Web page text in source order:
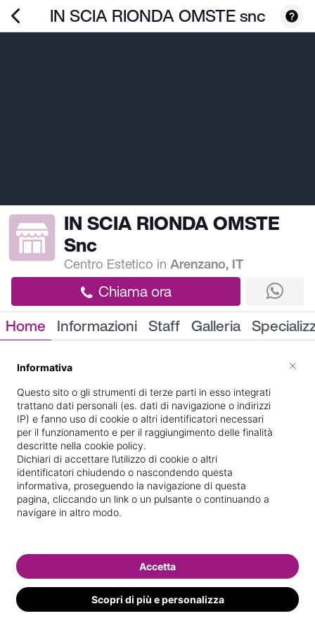
IN SCIA RIONDA OMSTE snc
IN SCIA RIONDA OMSTE
Snc
Centro Estetico inArenzano, IT
Chiama ora
Home Informazioni Staff Galleria
Informazioni
15, v. Francia (c. comm.
Le Lampare)
Indicazioni stradali
Informativa
Questo sito o gli strumenti di terze parti in esso integrati
trattano dati personali (es. dati di navigazione o indirizzi
IP) e fanno uso di cookie o altri identificatori necessari
per il funzionamento e per il raggiungimento delle finalità
descritte nella cookie policy.
Dichiari di accettare l’utilizzo di cookie o altri
identificatori chiudendo o nascondendo questa
informativa, proseguendo la navigazione di questa
pagina, cliccando un link o un pulsante o continuando a
navigare in altro modo.
Scopri di più e personalizza
Accetta
×